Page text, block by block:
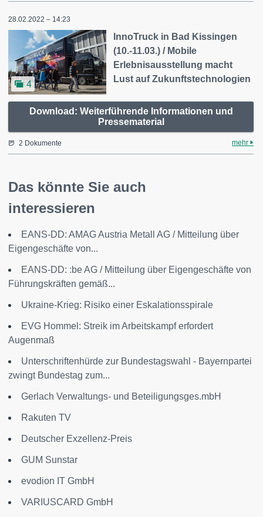
28.02.2022 – 14:23
4
InnoTruck in Bad Kissingen
(10.-11.03.) / Mobile
Erlebnisausstellung macht
Lust auf Zukunftstechnologien
Download: Weiterführende Informationen und
Pressematerial
2 Dokumente mehr
Das könnte Sie auch
interessieren
EANS-DD: AMAG Austria Metall AG / Mitteilung über
Eigengeschäfte von...
EANS-DD: :be AG / Mitteilung über Eigengeschäfte von
Führungskräften gemäß...
Ukraine-Krieg: Risiko einer Eskalationsspirale
EVG Hommel: Streik im Arbeitskampf erfordert
Augenmaß
Unterschriftenhürde zur Bundestagswahl - Bayernpartei
zwingt Bundestag zum...
Gerlach Verwaltungs- und Beteiligungsges.mbH
Rakuten TV
Deutscher Exzellenz-Preis
GUM Sunstar
evodion IT GmbH
VARIUSCARD GmbH